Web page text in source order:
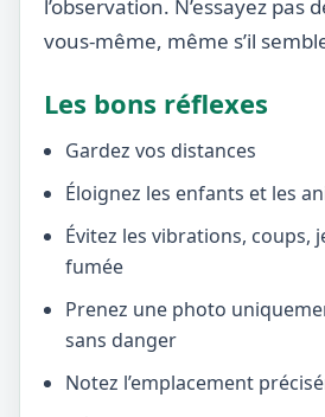
l’observation. N’essayez pas
vous-même, même s’il
Les bons réflexes
Gardez vos distances
Éloignez les enfants et les
Évitez les vibrations, coups,
fumée
Prenez une photo
sans danger
Notez l’emplacement